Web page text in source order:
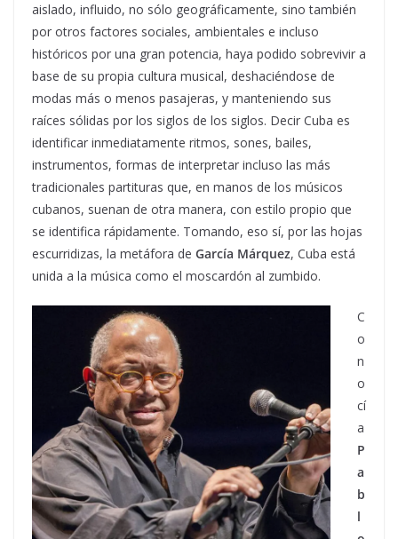
aislado, influido, no sólo geográficamente, sino también
por otros factores sociales, ambientales e incluso
históricos por una gran potencia, haya podido sobrevivir a
base de su propia cultura musical, deshaciéndose de
modas más o menos pasajeras, y manteniendo sus
raíces sólidas por los siglos de los siglos. Decir Cuba es
identificar inmediatamente ritmos, sones, bailes,
instrumentos, formas de interpretar incluso las más
tradicionales partituras que, en manos de los músicos
cubanos, suenan de otra manera, con estilo propio que
se identifica rápidamente. Tomando, eso sí, por las hojas
escurridizas, la metáfora de García Márquez, Cuba está
unida a la música como el moscardón al zumbido.
C
o
n
o
cí
a
P
a
b
l